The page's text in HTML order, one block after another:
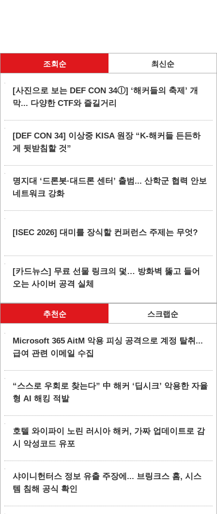
조회순 최신순
[사진으로 보는 DEF CON 34ⓛ] ‘해커들의 축제’ 개
막... 다양한 CTF와 즐길거리
[DEF CON 34] 이상중 KISA 원장 “K-해커들 든든하
게 뒷받침할 것”
명지대 ‘드론봇·대드론 센터’ 출범... 산학군 협력 안보
네트워크 강화
[ISEC 2026] 대미를 장식할 컨퍼런스 주제는 무엇?
[카드뉴스] 무료 선물 링크의 덫… 방화벽 뚫고 들어
오는 사이버 공격 실체
추천순 스크랩순
Microsoft 365 AitM 악용 피싱 공격으로 계정 탈취...
급여 관련 이메일 수집
“스스로 우회로 찾는다” 中 해커 ‘딥시크’ 악용한 자율
형 AI 해킹 적발
호텔 와이파이 노린 러시아 해커, 가짜 업데이트로 감
시 악성코드 유포
샤이니헌터스 정보 유출 주장에... 브링크스 홈, 시스
템 침해 공식 확인